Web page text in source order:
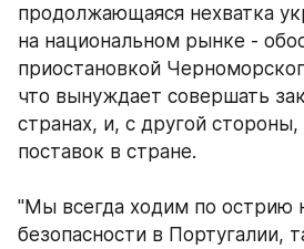
продолжающаяся нехватка
на национальном рынке -
приостановкой
что вынуждает совершать
странах, и, с другой стороны,
поставок в стране.
"Мы всегда ходим по острию
безопасности в Португалии,